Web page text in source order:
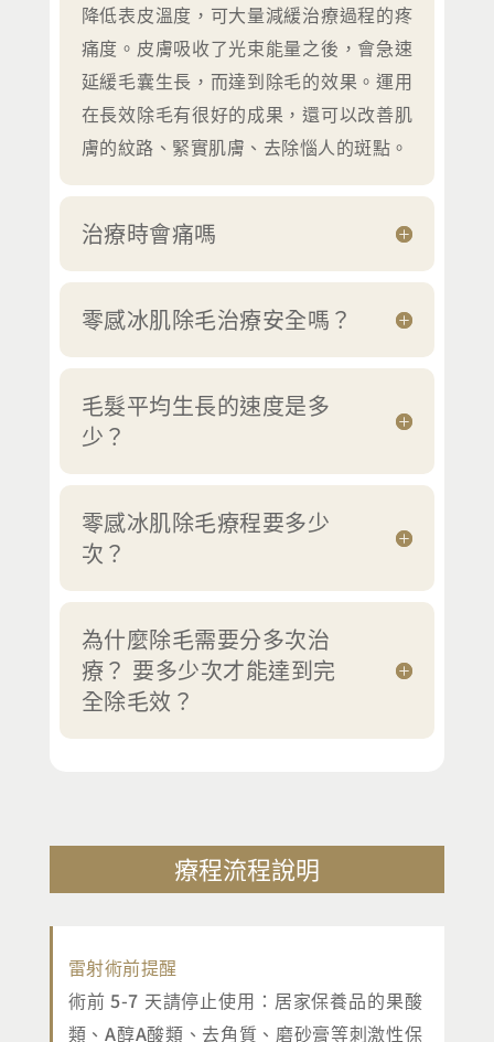
降低表皮溫度，可大量減緩治療過程的疼
痛度。皮膚吸收了光束能量之後，會急速
延緩毛囊生長，而達到除毛的效果。運用
在長效除毛有很好的成果，還可以改善肌
膚的紋路、緊實肌膚、去除惱人的斑點。
治療時會痛嗎
零感冰肌除毛治療安全嗎？
毛髮平均生長的速度是多
少？
零感冰肌除毛療程要多少
次？
為什麼除毛需要分多次治
療？ 要多少次才能達到完
全除毛效？
療程流程說明
雷射術前提醒
術前 5-7 天請停止使用：居家保養品的果酸
類、A醇A酸類、去角質、磨砂膏等刺激性保